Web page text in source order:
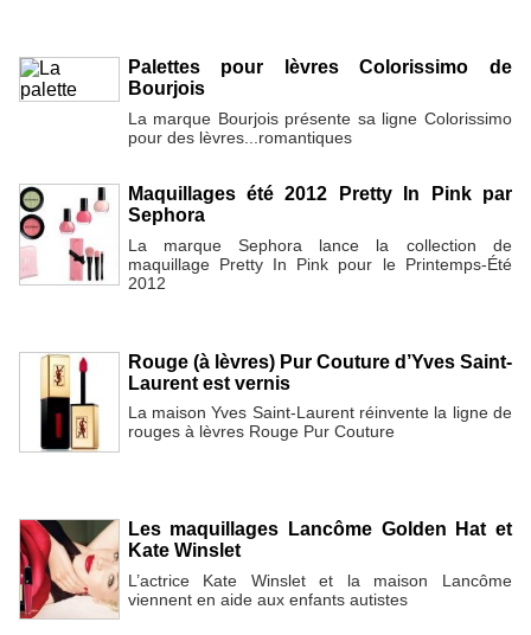
Palettes pour lèvres Colorissimo de
Bourjois
La marque Bourjois présente sa ligne Colorissimo
pour des lèvres...romantiques
Maquillages été 2012 Pretty In Pink par
Sephora
La marque Sephora lance la collection de
maquillage Pretty In Pink pour le Printemps-Été
2012
Rouge (à lèvres) Pur Couture d’Yves Saint-
Laurent est vernis
La maison Yves Saint-Laurent réinvente la ligne de
rouges à lèvres Rouge Pur Couture
Les maquillages Lancôme Golden Hat et
Kate Winslet
L’actrice Kate Winslet et la maison Lancôme
viennent en aide aux enfants autistes